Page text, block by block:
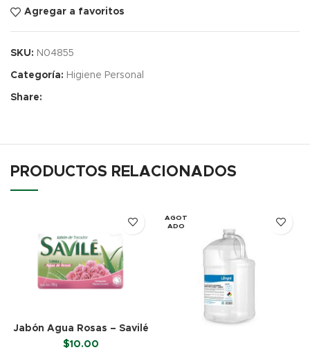
Agregar a favoritos
SKU: N04855
Categoría: Higiene Personal
Share:
PRODUCTOS RELACIONADOS
Jabón Agua Rosas – Savilé
(150 g)
$10.00
AGOT
ADO